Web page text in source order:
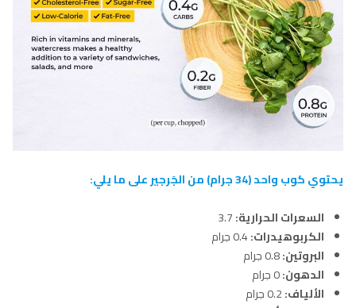
يحتوي كوب واحد (34 جرام) من الجَرجير على ما يلي:
السعرات الحرارية:
الكربوهيدرات:0.4 جرام
البروتين:
الدهون:
الألياف: